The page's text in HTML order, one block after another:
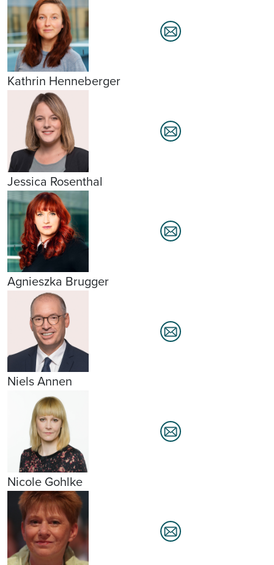
Kathrin Henneberger
Jessica Rosenthal
Agnieszka Brugger
Niels Annen
Nicole Gohlke